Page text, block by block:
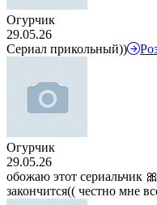
Огурчик
29.05.26
Сериал прикольный))
Огурчик
29.05.26
обожаю этот сериальчик
закончится(( честно мне